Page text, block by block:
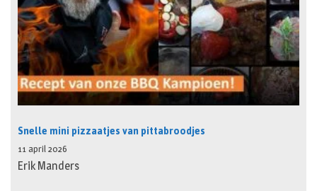
Snelle mini pizzaatjes van pittabroodjes
11 april 2026
Erik Manders